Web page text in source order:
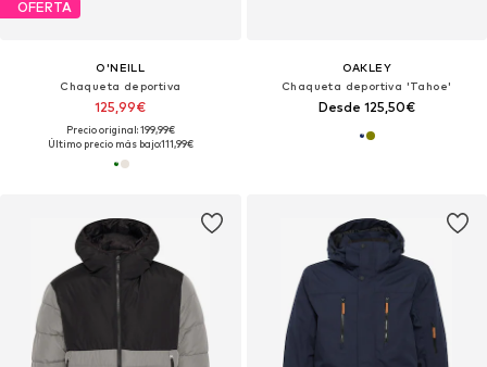
OFERTA
O'NEILL
Chaqueta deportiva
125,99€
Precio original: 199,99€
Último precio más bajo:111,99€
OAKLEY
Chaqueta deportiva 'Tahoe'
Desde 125,50€